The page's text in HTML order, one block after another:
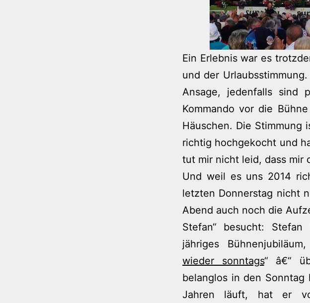
Ein Erlebnis war es
und der
Ansage, jedenfalls sind
Kommando vor die
Häuschen. Die Stimmung
richtig hochgekocht und
tut mir nicht leid, dass mir
Und weil es uns 2014
letzten Donnerstag nicht
Abend auch noch die
Stefan“ besucht:
jähriges
wieder sonntags“ â€“
belanglos in den Sonntag
Jahren läuft, hat er